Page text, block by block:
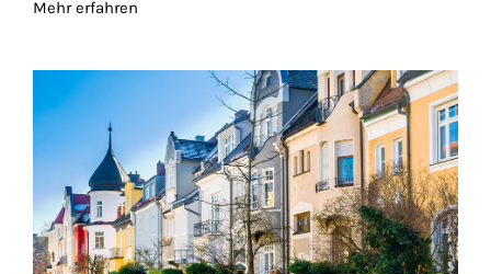
Mehr erfahren